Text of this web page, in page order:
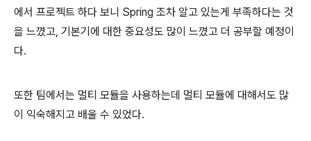
에서 프로젝트 하다 보니 Spring 조차 알고 있는게 부족하다는 것
을 느꼈고, 기본기에 대한 중요성도 많이 느꼈고 더 공부할 예정이
다.
또한 팀에서는 멀티 모듈을 사용하는데 멀티 모듈에 대해서도 많
이 익숙해지고 배울 수 있었다.